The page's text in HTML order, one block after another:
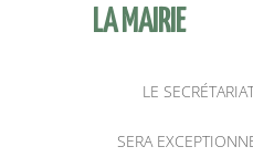
LA MAIRIE
LE
SERA